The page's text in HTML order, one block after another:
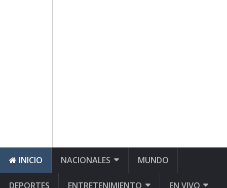
INICIO NACIONALES MUNDO
DEPORTES ENTRETENIMIENTO EN VIVO